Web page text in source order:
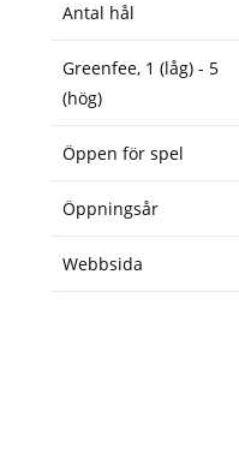
Antal hål
Greenfee, 1 (låg) - 5
(hög)
Öppen för spel
Öppningsår
Webbsida